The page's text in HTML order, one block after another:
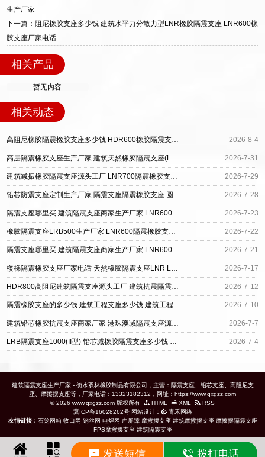
生产厂家
下一篇：阻尼橡胶支座多少钱 建筑水平力分散力型LNR橡胶隔震支座 LNR600橡
胶支座厂家电话
相关产品
暂无内容
相关动态
高阻尼橡胶隔震橡胶支座多少钱 HDR600橡胶隔震支座厂家 房屋建筑建筑隔震支座厂家 2026-8-4
高层隔震橡胶支座生产厂家 建筑天然橡胶隔震支座(LNR)厂家 天然橡胶隔震支座LRB700生产厂家 2026-7-31
建筑减振橡胶隔震支座源头工厂 LNR700隔震橡胶支座生产加工 LRB1400橡胶隔震支座源头工厂 2026-7-29
铅芯防震支座定制生产厂家 隔震支座隔震橡胶支座 圆形高阻尼橡胶隔震支座的价格 2026-7-28
隔震支座哪里买 建筑隔震支座商家生产厂家 LNR600隔震橡胶支座 2026-7-23
橡胶隔震支座LRB500生产厂家 LNR600隔震橡胶支座生产加工 水平力分散型橡胶支座LNR 2026-7-22
隔震支座哪里买 建筑隔震支座商家生产厂家 LNR600隔震橡胶支座 2026-7-21
楼梯隔震橡胶支座厂家电话 天然橡胶隔震支座LNR LNR800支座多少钱 2026-7-17
HDR800高阻尼建筑隔震支座源头工厂 建筑抗震隔震支座工厂 LNR700建筑隔震橡胶支座生产厂家 2026-7-12
隔震橡胶支座的多少钱 建筑工程支座多少钱 建筑工程隔震支座厂家 2026-7-10
建筑铅芯橡胶抗震支座商家厂家 港珠澳减隔震支座源头工厂 连廊隔震橡胶支座报价 2026-7-7
LRB隔震支座1000(II型) 铅芯减橡胶隔震支座多少钱 隔震橡胶支座厂 2026-7-4
发送短信 拨打电话
建筑隔震支座生产厂家 - 衡水双林橡胶制品有限公司，主营：隔震支座、铅芯支座、高阻尼支
座、摩擦摆支座等，厂家电话：13323182312，网址：https://www.qxgzz.com
© 2026 www.qxgzz.com 版权所有
HTML XML
RSS
冀ICP备16028262号网站设计：
青禾网络
友情链接： 石笼网箱 收口网 钢丝网 电焊网 声屏障 摩擦摆支座 建筑摩擦摆支座 摩擦摆隔震支座
FPS摩擦摆支座 建筑隔震支座